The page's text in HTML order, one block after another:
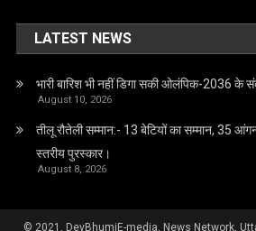
LATEST NEWS
भारी बारिश भी नहीं डिगा सकी ओलंपिक-2036 के
August 10, 2026
तीलू रौतेली सम्मान:- 13 बेटियों का सम्मान, 35
स्तरीय पुरस्कार।
August 8, 2026
© 2021, DevBhumiE-media, News Network,